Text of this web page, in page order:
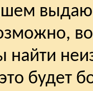
найти
будет